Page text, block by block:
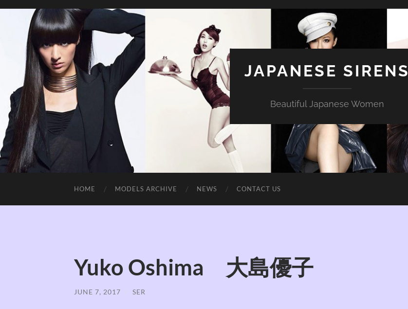
JAPANESE SIRENS
Beautiful Japanese Women
HOME MODELS ARCHIVE NEWS CONTACT US
Yuko Oshima 大島優子
JUNE 7, 2017 / SER